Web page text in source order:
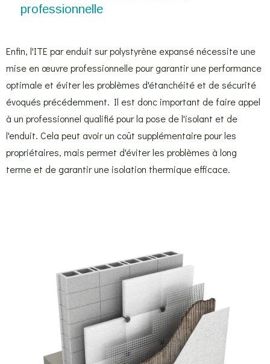
professionnelle
Enfin, l'ITE par enduit sur polystyrène expansé nécessite une
mise en œuvre professionnelle pour garantir une performance
optimale et éviter les problèmes d'étanchéité et de sécurité
évoqués précédemment. Il est donc important de faire appel
à un professionnel qualifié pour la pose de l'isolant et de
l'enduit. Cela peut avoir un coût supplémentaire pour les
propriétaires, mais permet d'éviter les problèmes à long
terme et de garantir une isolation thermique efficace.